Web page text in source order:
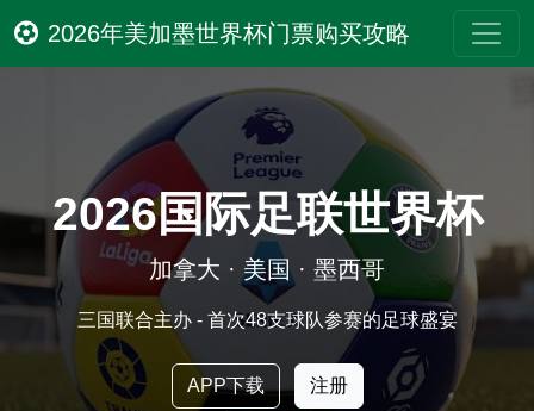
2026年美加墨世界杯门票购买攻略
2026国际足联世界杯
加拿大 · 美国 · 墨西哥
三国联合主办 - 首次48支球队参赛的足球盛宴
APP下载 注册